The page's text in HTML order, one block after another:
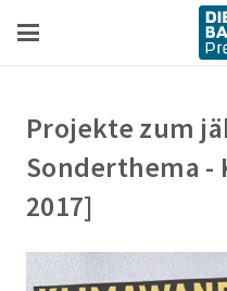
Inhalt
Navigation
Projekte zum
Sonderthema -
2017]